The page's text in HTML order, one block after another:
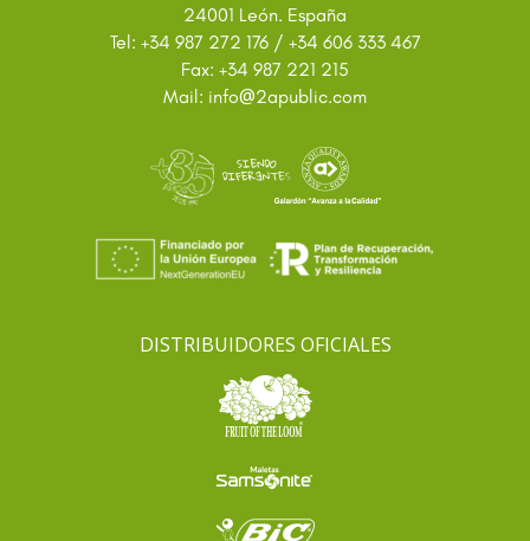
24001 León. España
Tel: +34 987 272 176 / +34 606 333 467
Fax: +34 987 221 215
Mail: info@2apublic.com
DISTRIBUIDORES OFICIALES